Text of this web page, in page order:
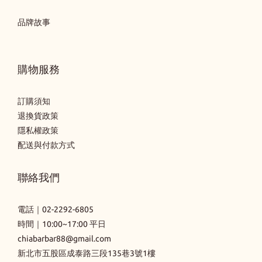
品牌故事
購物服務
訂購須知
退換貨政策
隱私權政策
配送與付款方式
聯絡我們
電話｜ 02-2292-6805
時間｜10:00~17:00 平日
chiabarbar88@gmail.com
新北市五股區成泰路三段135巷3號1樓